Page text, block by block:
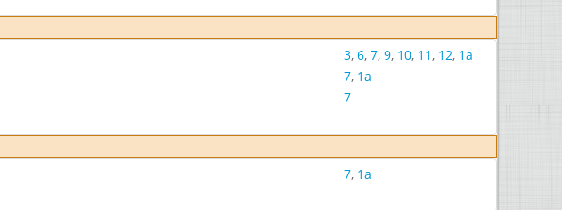
3, 6, 7, 9, 10, 11, 12, 1a
7, 1a
7
7, 1a